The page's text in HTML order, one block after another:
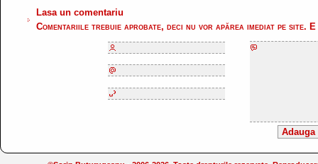
Lasa un comentariu
Comentariile trebuie aprobate, deci nu vor apărea imediat pe site.